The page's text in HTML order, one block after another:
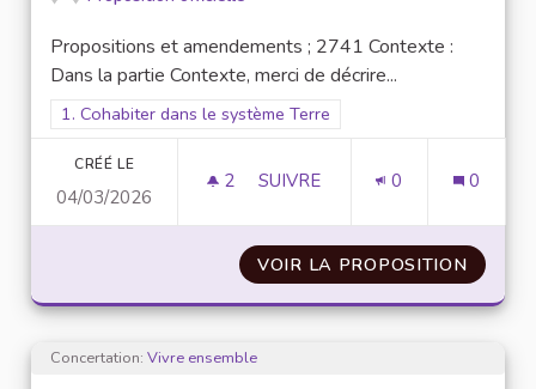
Propositions et amendements ; 2741 Contexte :
Dans la partie Contexte, merci de décrire...
Filtrer les résultats pour le secteur : 1. Cohabiter dans le
1. Cohabiter dans le système Terre
CRÉÉ LE
04/03/2026
2 2 ABONNÉS
SUIVRE 0 0
VOIR LA PROPOSITION N°10
Concertation: Vivre ensemble